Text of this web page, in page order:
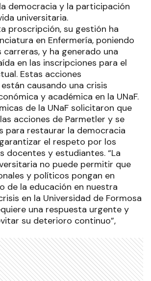
democracia y la participación
universitaria.
proscripción, su gestión ha
en Enfermería, poniendo
y ha generado una
en las inscripciones para el
Estas acciones
causando una crisis
y académica en la UNaF.
de la UNaF solicitaron que
acciones de Parmetler y se
para restaurar la democracia
el respeto por los
docentes y estudiantes. “La
no puede permitir que
y políticos pongan en
de la educación en nuestra
en la Universidad de Formosa
una respuesta urgente y
su deterioro continuo”,